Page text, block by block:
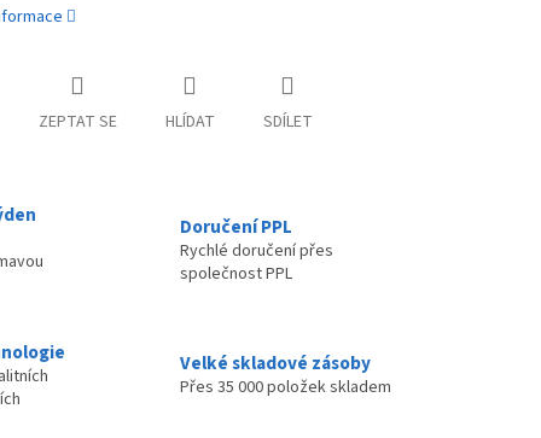
ZEPTAT SE HLÍDAT SDÍLET
Doručení PPL
Rychlé doručení přes
společnost PPL
Velké skladové zásoby
Přes 35 000 položek skladem